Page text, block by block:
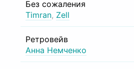
Без сожаления
Timran, Zell
Ретровейв
Анна Немченко